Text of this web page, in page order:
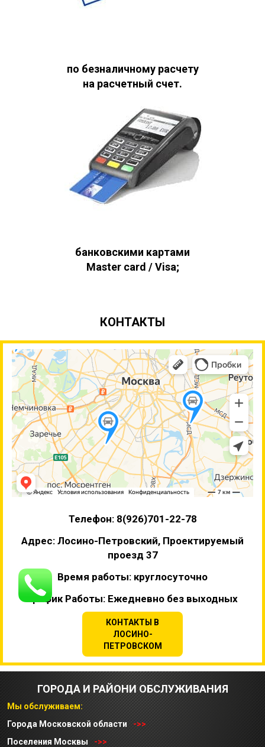
по безналичному расчету
на расчетный счет.
банковскими картами
Master card / Visa;
КОНТАКТЫ
Телефон: 8(926)701-22-78
Адрес: Лосино-Петровский, Проектируемый
проезд 37
Время работы: круглосуточно
График Работы: Ежедневно без выходных
КОНТАКТЫ В
ЛОСИНО-
ПЕТРОВСКОМ
ГОРОДА И РАЙОНИ ОБСЛУЖИВАНИЯ
Мы обслуживаем:
Города Московской области
->>
Поселения Москвы
->>